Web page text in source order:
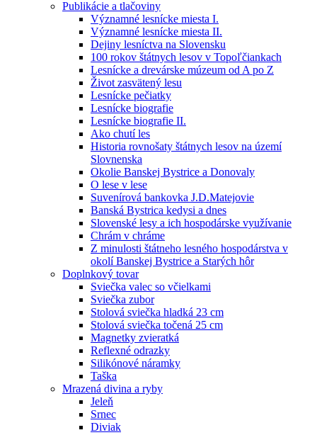
Publikácie a tlačoviny
Významné lesnícke miesta I.
Významné lesnícke miesta II.
Dejiny lesníctva na Slovensku
100 rokov štátnych lesov v Topoľčiankach
Lesnícke a drevárske múzeum od A po Z
Život zasvätený lesu
Lesnícke pečiatky
Lesnícke biografie
Lesnícke biografie II.
Ako chutí les
Historia rovnošaty štátnych lesov na území
Slovnenska
Okolie Banskej Bystrice a Donovaly
O lese v lese
Suvenírová bankovka J.D.Matejovie
Banská Bystrica kedysi a dnes
Slovenské lesy a ich hospodárske využívanie
Chrám v chráme
Z minulosti štátneho lesného hospodárstva v
okolí Banskej Bystrice a Starých hôr
Doplnkový tovar
Sviečka valec so včielkami
Sviečka zubor
Stolová sviečka hladká 23 cm
Stolová sviečka točená 25 cm
Magnetky zvieratká
Reflexné odrazky
Silikónové náramky
Taška
Mrazená divina a ryby
Jeleň
Srnec
Diviak